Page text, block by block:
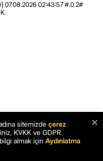
07.08.2026 02:43:57 #.0.2#
×
sitemizde çerez
KVKK ve GDPR
almak için Aydınlatma